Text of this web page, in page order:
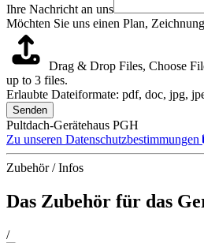
Ihre Nachricht an uns
Möchten Sie uns einen Plan,
Drag & Drop Files, Choose
up to 3 files.
Erlaubte Dateiformate: pdf, doc, jpg,
Senden
Pultdach-Gerätehaus PGH
Zu unseren Datenschutzbestimmungen
Zubehör / Infos
Das Zubehör für das
/